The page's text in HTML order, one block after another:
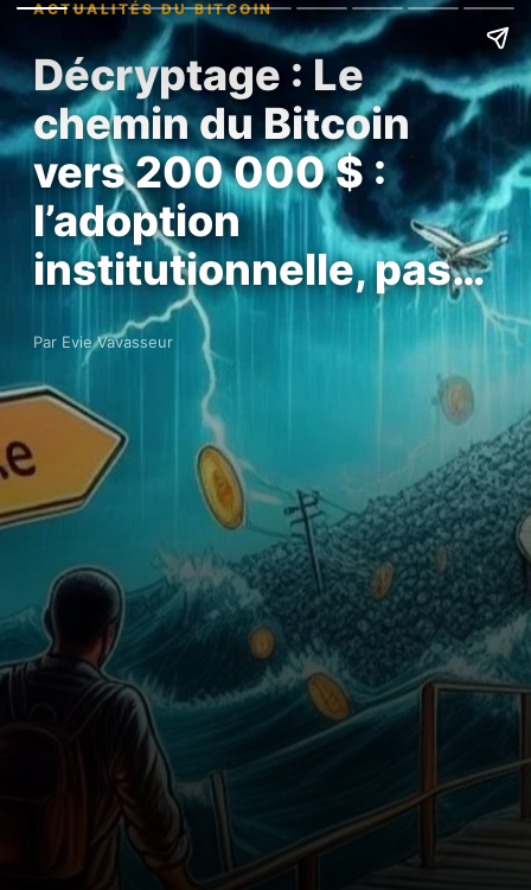
ACTUALITÉS DU BITCOIN
Décryptage : Le
chemin du Bitcoin
vers 200 000 $ :
l’adoption
institutionnelle, pas…
Par Evie Vavasseur